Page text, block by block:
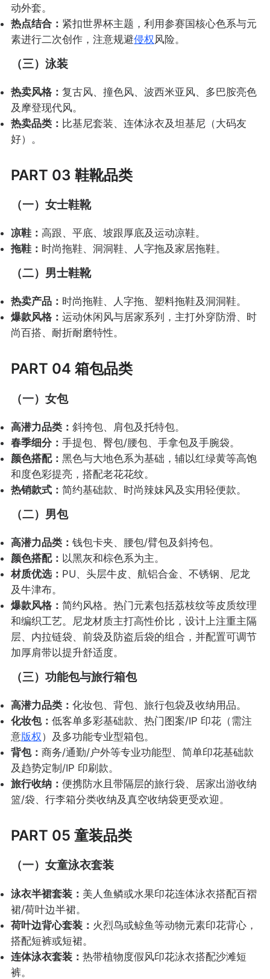
动外套。
热点结合： 紧扣世界杯主题，利用参赛国核心色系与元
素进行二次创作，注意规避侵权 风险。
（三）泳装
热卖风格： 复古风、撞色风、波西米亚风、多巴胺亮色
及摩登现代风。
热卖品类： 比基尼套装、连体泳衣及坦基尼（大码友
好）。
PART 03 鞋靴品类
（一）女士鞋靴
凉鞋： 高跟、平底、坡跟厚底及运动凉鞋。
拖鞋： 时尚拖鞋、洞洞鞋、人字拖及家居拖鞋。
（二）男士鞋靴
热卖产品： 时尚拖鞋、人字拖、塑料拖鞋及洞洞鞋。
爆款风格： 运动休闲风与居家系列，主打外穿防滑、时
尚百搭、耐折耐磨特性。
PART 04 箱包品类
（一）女包
高潜力品类： 斜挎包、肩包及托特包。
春季细分： 手提包、臀包/腰包、手拿包及手腕袋。
颜色搭配： 黑色与大地色系为基础，辅以红绿黄等高饱
和度色彩提亮，搭配老花花纹。
热销款式： 简约基础款、时尚辣妹风及实用轻便款。
（二）男包
高潜力品类： 钱包卡夹、腰包/臂包及斜挎包。
颜色搭配： 以黑灰和棕色系为主。
材质优选： PU、头层牛皮、航铝合金、不锈钢、尼龙
及牛津布。
爆款风格： 简约风格。热门元素包括荔枝纹等皮质纹理
和编织工艺。尼龙材质主打高性价比，设计上注重主隔
层、内拉链袋、前袋及防盗后袋的组合，并配置可调节
加厚肩带以提升舒适度。
（三）功能包与旅行箱包
高潜力品类： 化妆包、背包、旅行包袋及收纳用品。
化妆包： 低客单多彩基础款、热门图案/IP 印花（需注
意版权 ）及多功能专业型箱包。
背包： 商务/通勤/户外等专业功能型、简单印花基础款
及趋势定制/IP 印刷款。
旅行收纳： 便携防水且带隔层的旅行袋、居家出游收纳
篮/袋、行李箱分类收纳及真空收纳袋更受欢迎。
PART 05 童装品类
（一）女童泳衣套装
泳衣半裙套装： 美人鱼鳞或水果印花连体泳衣搭配百褶
裙/荷叶边半裙。
荷叶边背心套装： 火烈鸟或鲸鱼等动物元素印花背心，
搭配短裤或短裙。
连体泳衣套装： 热带植物度假风印花泳衣搭配沙滩短
裤。